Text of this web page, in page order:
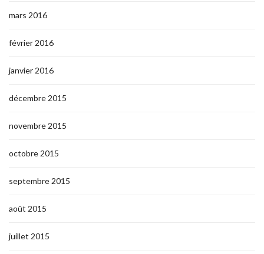
mars 2016
février 2016
janvier 2016
décembre 2015
novembre 2015
octobre 2015
septembre 2015
août 2015
juillet 2015